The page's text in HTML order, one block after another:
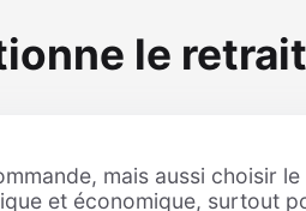
le
mais aussi choisir
et économique, surtout